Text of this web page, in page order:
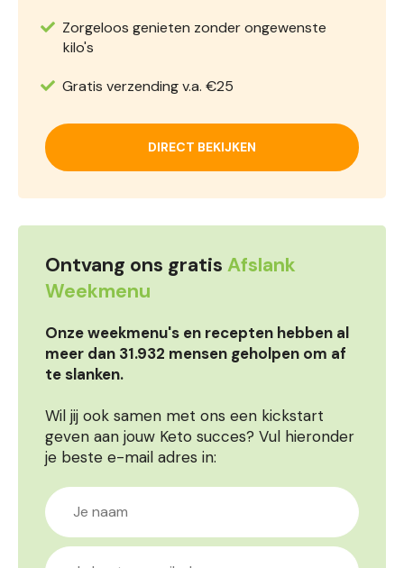
Zorgeloos genieten zonder ongewenste
kilo's
Gratis verzending v.a. €25
DIRECT BEKIJKEN
Ontvang ons gratis Afslank
Weekmenu
Onze weekmenu's en recepten hebben al
meer dan 31.932 mensen geholpen om af
te slanken.
Wil jij ook samen met ons een kickstart
geven aan jouw Keto succes? Vul hieronder
je beste e-mail adres in: